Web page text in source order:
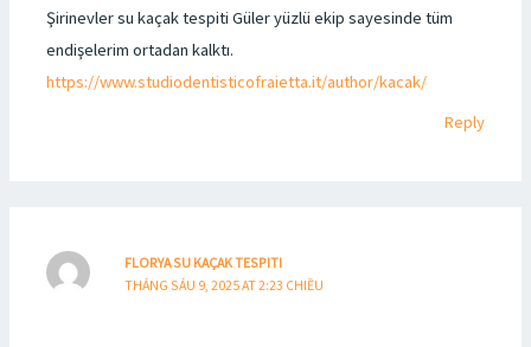
Şirinevler su kaçak tespiti Güler yüzlü ekip sayesinde tüm
endişelerim ortadan kalktı.
https://www.studiodentisticofraietta.it/author/kacak/
Reply
FLORYA SU KAÇAK TESPITI
THÁNG SÁU 9, 2025 AT 2:23 CHIỀU